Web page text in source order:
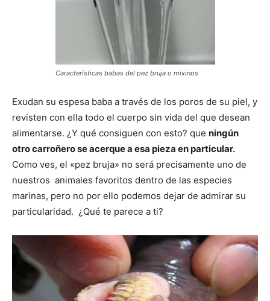
Características babas del pez bruja o mixinos
Exudan su espesa baba a través de los poros de su piel, y
revisten con ella todo el cuerpo sin vida del que desean
alimentarse. ¿Y qué consiguen con esto? que ningún
otro carroñero se acerque a esa pieza en particular.
Como ves, el «pez bruja» no será precisamente uno de
nuestros animales favoritos dentro de las especies
marinas, pero no por ello podemos dejar de admirar su
particularidad. ¿Qué te parece a ti?